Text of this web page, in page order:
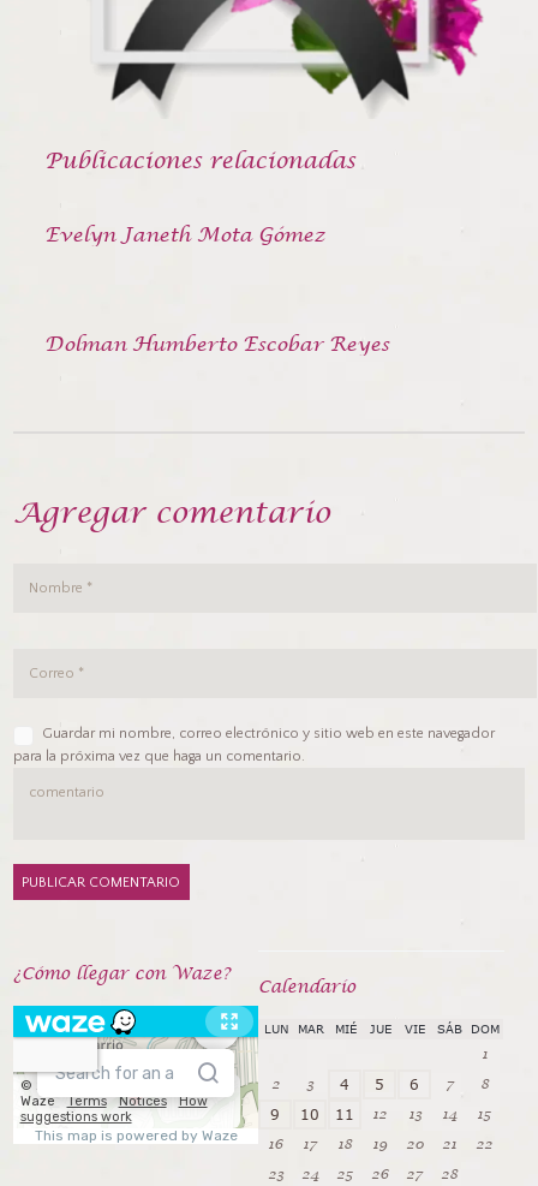
Publicaciones relacionadas
Evelyn Janeth Mota Gómez
Dolman Humberto Escobar Reyes
Agregar comentario
Guardar mi nombre, correo electrónico y sitio web en este navegador
para la próxima vez que haga un comentario.
¿Cómo llegar con Waze?
Calendarío
LUN MAR MIÉ JUE VIE SÁB DOM
1
2
3 4 5 6 7 8
9 10 11 12 13 14
15
16
17 18 19 20 21
22
23
24 25 26 27 28